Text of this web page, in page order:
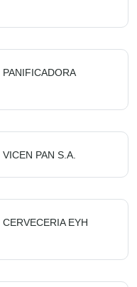
PANIFICADORA
VICEN PAN S.A.
CERVECERIA EYH